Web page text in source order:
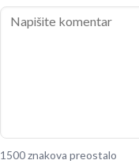
1500 znakova preostalo